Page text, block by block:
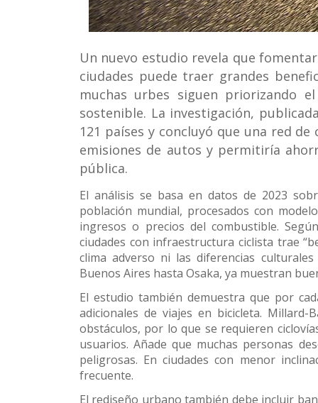
Un nuevo estudio revela que
ciudades puede traer grandes
muchas urbes siguen priorizando
sostenible. La investigación,
121 países y concluyó que una red
emisiones de autos y permitiría
pública.
El análisis se basa en datos de 2023
población mundial, procesados con
ingresos o precios del combustible.
ciudades con infraestructura ciclista trae
clima adverso ni las diferencias
Buenos Aires hasta Osaka, ya muestran
El estudio también demuestra que por
adicionales de viajes en bicicleta.
obstáculos, por lo que se requieren
usuarios. Añade que muchas personas
peligrosas. En ciudades con menor
frecuente.
El rediseño urbano también debe incluir